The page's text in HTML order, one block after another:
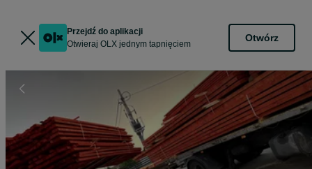
Przejdź do aplikacji
Otwieraj OLX jednym tapnięciem
Otwórz